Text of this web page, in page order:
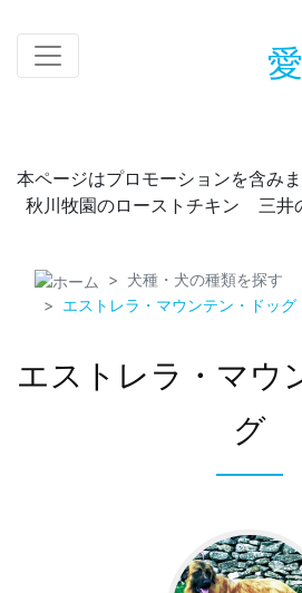
本ページはプロモーションを含みま
秋川牧園のローストチキン
三井
犬種・犬の種類を探す
エストレラ・マウンテン・ドッグ
エストレラ・マウ
グ